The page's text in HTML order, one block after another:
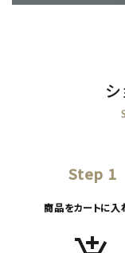
Step 1
商品をカートに入